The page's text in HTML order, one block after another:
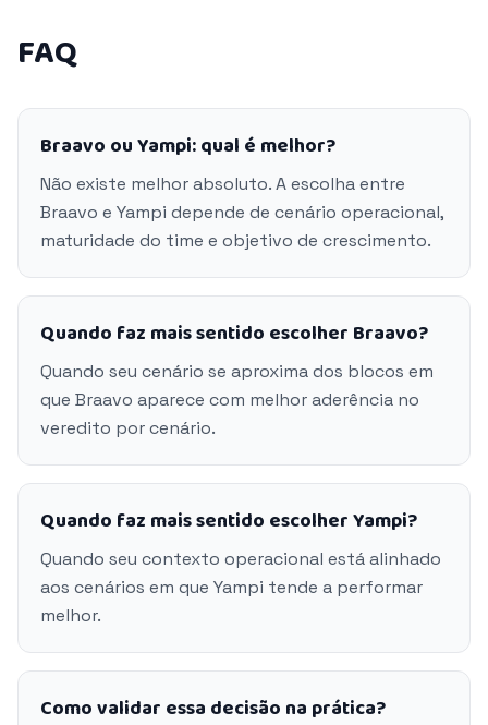
FAQ
Braavo ou Yampi: qual é melhor?
Não existe melhor absoluto. A escolha entre
Braavo e Yampi depende de cenário operacional,
maturidade do time e objetivo de crescimento.
Quando faz mais sentido escolher Braavo?
Quando seu cenário se aproxima dos blocos em
que Braavo aparece com melhor aderência no
veredito por cenário.
Quando faz mais sentido escolher Yampi?
Quando seu contexto operacional está alinhado
aos cenários em que Yampi tende a performar
melhor.
Como validar essa decisão na prática?